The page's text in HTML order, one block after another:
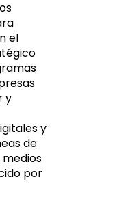
el
y
y
de
por